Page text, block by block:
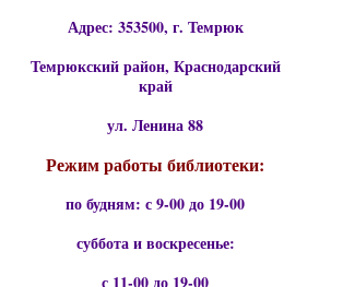
Адрес: 353500, г. Темрюк
Темрюкский район, Краснодарский
край
ул. Ленина 88
Режим работы библиотеки:
по будням: с 9-00 до 19-00
суббота и воскресенье:
с 11-00 до 19-00